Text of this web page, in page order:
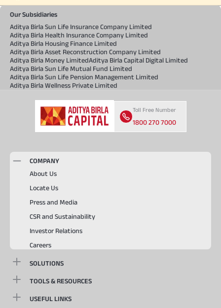
Our Subsidiaries
Aditya Birla Sun Life Insurance Company Limited
Aditya Birla Health Insurance Company Limited
Aditya Birla Housing Finance Limited
Aditya Birla Asset Reconstruction Company Limited
Aditya Birla Money LimitedAditya Birla Capital Digital Limited
Aditya Birla Sun Life Mutual Fund Limited
Aditya Birla Sun Life Pension Management Limited
Aditya Birla Wellness Private Limited
Toll Free Number
1800 270 7000
COMPANY
About Us
Locate Us
Press and Media
CSR and Sustainability
Investor Relations
Careers
SOLUTIONS
TOOLS & RESOURCES
USEFUL LINKS